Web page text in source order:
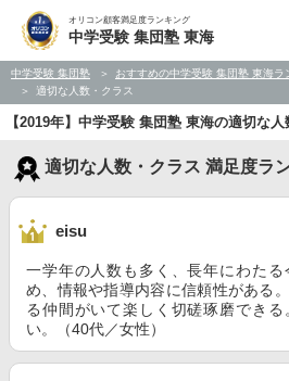
オリコン顧客満足度ランキング
中学受験 集団塾 東海
中学受験 集団塾 おすすめの中学受験 集団塾 東海ラ
適切な人数・クラス
【2019年】中学受験 集団塾 東海の適切な
適切な人数・クラス 満足度ラ
eisu
一学年の人数も多く、長年にわた
め、情報や指導内容に信頼性がある
る仲間がいて楽しく切磋琢磨でき
い。（40代／女性）